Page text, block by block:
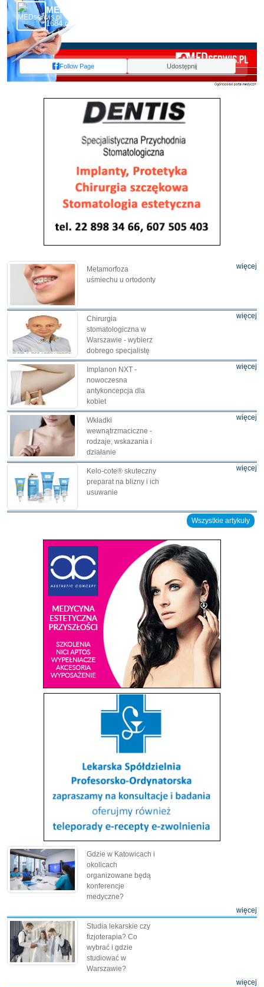
MEDserwis.pl - Ogólnopolski Portal Medyczny
1684 obserwujących
Follow Page Udostępnij
Metamorfoza
uśmiechu u ortodonty
więcej
Chirurgia
stomatologiczna w
Warszawie - wybierz
dobrego specjalistę
więcej
Implanon NXT -
nowoczesna
antykoncepcja dla
kobiet
więcej
Wkładki
wewnątrzmaciczne -
rodzaje, wskazania i
działanie
więcej
Kelo-cote® skuteczny
preparat na blizny i ich
usuwanie
więcej
Wszystkie artykuły
Gdzie w Katowicach i
okolicach
organizowane będą
konferencje
medyczne?
więcej
Studia lekarskie czy
fizjoterapia? Co
wybrać i gdzie
studiować w
Warszawie?
więcej